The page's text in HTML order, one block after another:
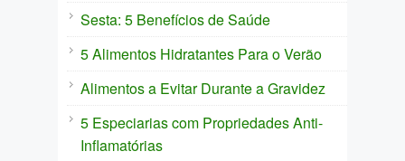
Sesta: 5 Benefícios de Saúde
5 Alimentos Hidratantes Para o Verão
Alimentos a Evitar Durante a Gravidez
5 Especiarias com Propriedades Anti-
Inflamatórias